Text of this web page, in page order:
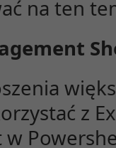
na ten
z